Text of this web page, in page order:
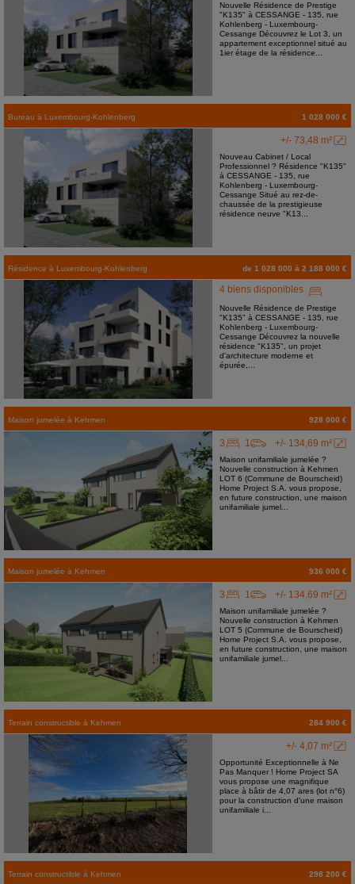
Nouvelle Résidence de Prestige
"K135" à CESSANGE - 135, rue
Kohlenberg - Luxembourg-
Cessange Découvrez le Lot 3, un
appartement exceptionnel situé au
1ier étage de la résidence...
Bureau à Luxembourg-Kohlenberg 1 028 000 €
+/- 73,48 m²
Nouveau Cabinet / Local
Professionnel ? Résidence "K135"
à CESSANGE - 135, rue
Kohlenberg - Luxembourg-
Cessange Situé au rez-de-
chaussée de la prestigieuse
résidence neuve "K13...
Résidence à Luxembourg-Kohlenberg de 1 028 000 à 2 188 000 €
4 biens disponibles
Nouvelle Résidence de Prestige
"K135" à CESSANGE - 135, rue
Kohlenberg - Luxembourg-
Cessange Découvrez la nouvelle
résidence "K135", un projet
d'architecture moderne et
épurée,...
Maison jumelée à Kehmen 928 000 €
+/- 134,69 m²
3 1
Maison unifamiliale jumelée ?
Nouvelle construction à Kehmen
LOT 6 (Commune de Bourscheid)
Home Project S.A. vous propose,
en future construction, une maison
unifamiliale jumel...
Maison jumelée à Kehmen 936 000 €
+/- 134,69 m²
3 1
Maison unifamiliale jumelée ?
Nouvelle construction à Kehmen
LOT 5 (Commune de Bourscheid)
Home Project S.A. vous propose,
en future construction, une maison
unifamiliale jumel...
Terrain constructible à Kehmen 284 900 €
+/- 4,07 m²
Opportunité Exceptionnelle à Ne
Pas Manquer ! Home Project SA
vous propose une magnifique
place à bâtir de 4,07 ares (lot n°6)
pour la construction d'une maison
unifamiliale i...
Terrain constructible à Kehmen 298 200 €